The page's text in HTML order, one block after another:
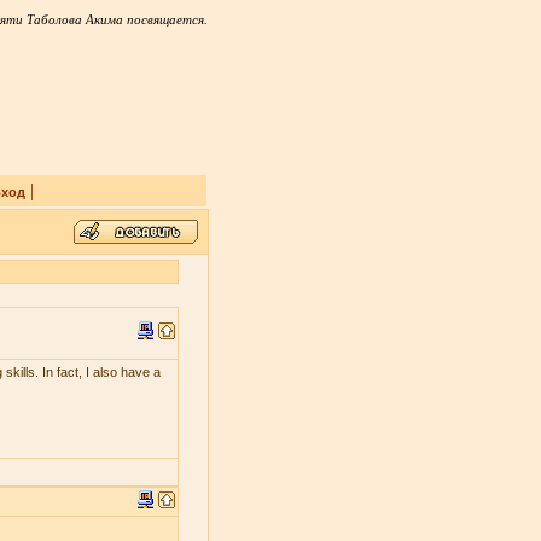
Таболова Акима посвящается.
|
skills. In fact, I also have a